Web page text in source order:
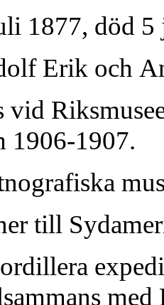
1877, död
Erik och
vid
1906-1907.
till
med